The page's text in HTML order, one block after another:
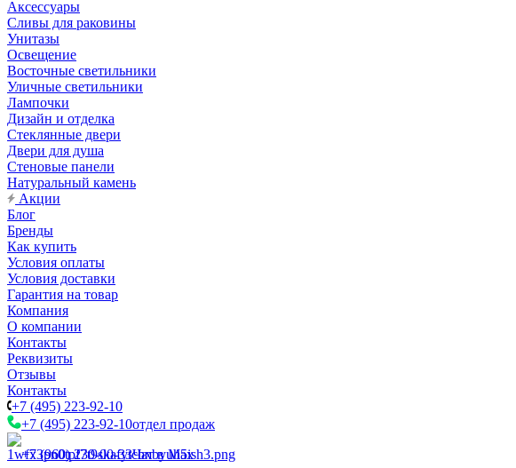
Аксессуары
Сливы для раковины
Унитазы
Освещение
Восточные светильники
Уличные светильники
Лампочки
Дизайн и отделка
Стеклянные двери
Двери для душа
Стеновые панели
Натуральный камень
Акции
Блог
Бренды
Как купить
Условия оплаты
Условия доставки
Гарантия на товар
Компания
О компании
Контакты
Реквизиты
Отзывы
Контакты
+7 (495) 223-92-10
+7 (495) 223-92-10отдел продаж
+7 (960) 230-00-33Чат в Max